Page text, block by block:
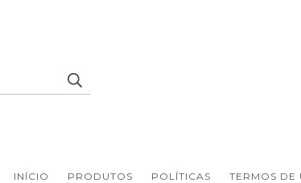
INÍCIO PRODUTOS POLÍTICAS TERMOS DE